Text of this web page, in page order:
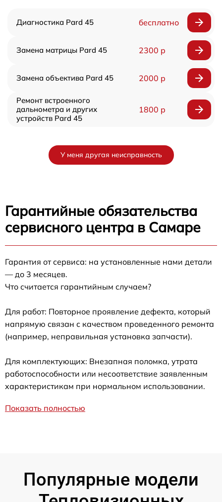
Диагностика Pard 45 бесплатно
Замена матрицы Pard 45 2300 р
Замена объектива Pard 45 2000 р
Ремонт встроенного
дальнометра и других
устройств Pard 45
1800 р
У меня другая неисправность
Гарантийные обязательства
сервисного центра в Самаре
Гарантия от сервиса: на установленные нами детали
— до 3 месяцев.
Что считается гарантийным случаем?
Для работ: Повторное проявление дефекта, который
напрямую связан с качеством проведенного ремонта
(например, неправильная установка запчасти).
Для комплектующих: Внезапная поломка, утрата
работоспособности или несоответствие заявленным
характеристикам при нормальном использовании.
Показать полностью
Популярные модели